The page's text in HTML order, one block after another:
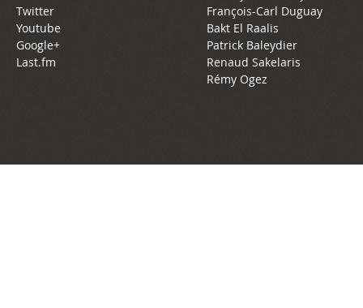
Twitter
Youtube
Google+
Last.fm
François-Carl Duguay
Bakt El Raalis
Patrick Baleydier
Renaud Sakelaris
Rémy Ogez